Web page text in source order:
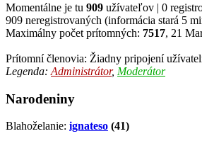
Momentálne je tu 909 užívateľov | 0
909 neregistrovaných (informácia stará 5
Maximálny počet prítomných: 7517, 21
Prítomní členovia: Žiadny pripojení
Legenda: Administrátor, Moderátor
Narodeniny
Blahoželanie: ignateso (41)